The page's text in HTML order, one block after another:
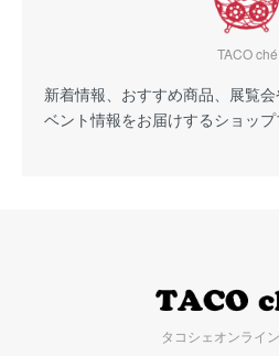
TACO ché
新着情報、おすすめ商品、展覧
ベント情報をお届けするショップ
タコシェオンライ